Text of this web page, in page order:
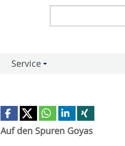
Service
Auf den Spuren Goyas